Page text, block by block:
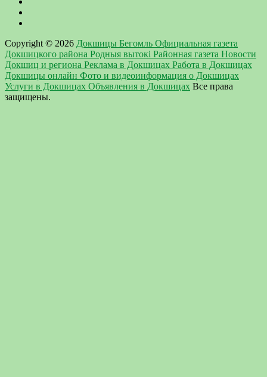
Copyright © 2026 Докшицы Бегомль Официальная газета
Докшицкого района Родныя вытокi Районная газета Новости
Докшиц и региона Реклама в Докшицах Работа в Докшицах
Докшицы онлайн Фото и видеоинформация о Докшицах
Услуги в Докшицах Объявления в Докшицах Все права
защищены.